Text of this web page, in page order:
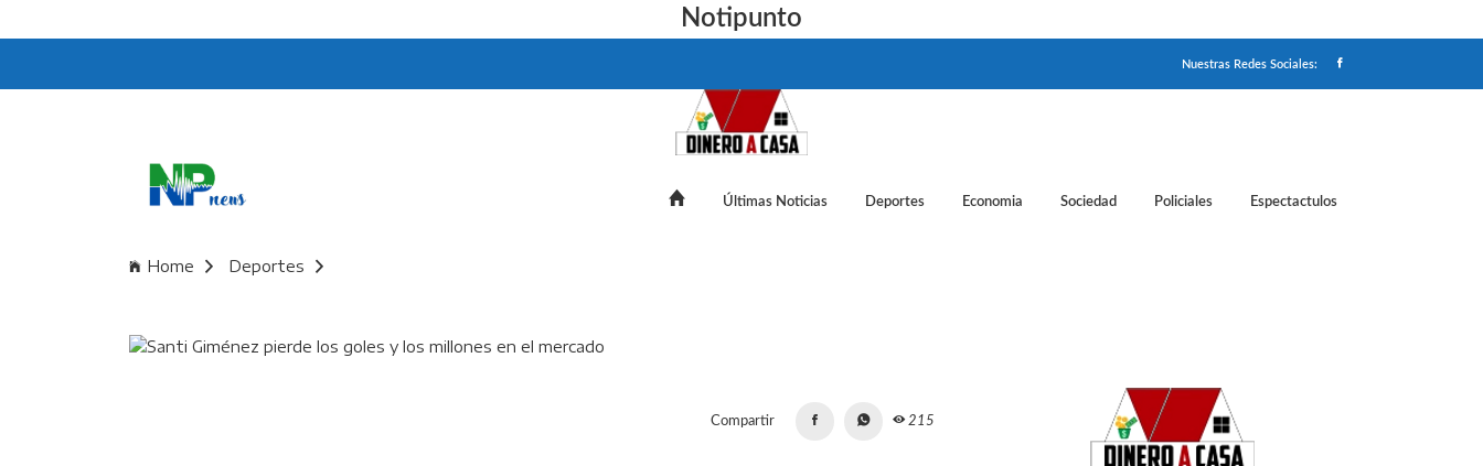
Notipunto
Nuestras Redes Sociales:
Últimas Noticias Deportes Economia Sociedad Policiales Espectactulos
Home Deportes
Compartir 215